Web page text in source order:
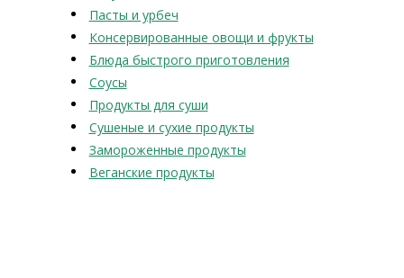
Пасты и урбеч
Консервированные овощи и фрукты
Блюда быстрого приготовления
Соусы
Продукты для суши
Сушеные и сухие продукты
Замороженные продукты
Веганские продукты